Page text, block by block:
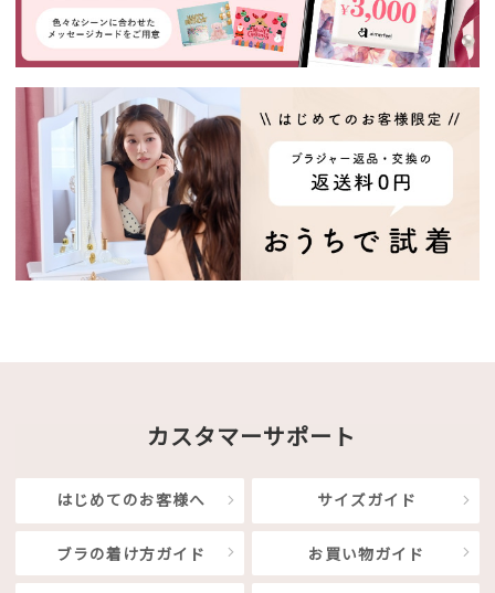
カスタマーサポート
はじめてのお客様へ サイズガイド
ブラの着け方ガイド お買い物ガイド